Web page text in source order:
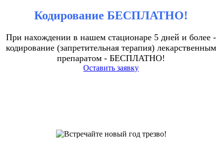
Кодирование БЕСПЛАТНО!
При нахождении в нашем стационаре 5 дней и более -
кодирование (запретительная терапия) лекарственным
препаратом - БЕСПЛАТНО!
Оставить заявку